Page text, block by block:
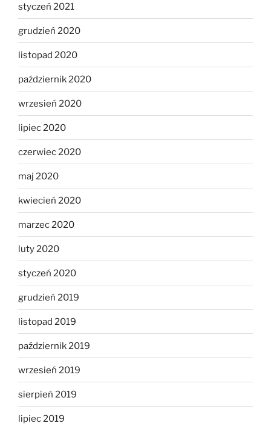
styczeń 2021
grudzień 2020
listopad 2020
październik 2020
wrzesień 2020
lipiec 2020
czerwiec 2020
maj 2020
kwiecień 2020
marzec 2020
luty 2020
styczeń 2020
grudzień 2019
listopad 2019
październik 2019
wrzesień 2019
sierpień 2019
lipiec 2019